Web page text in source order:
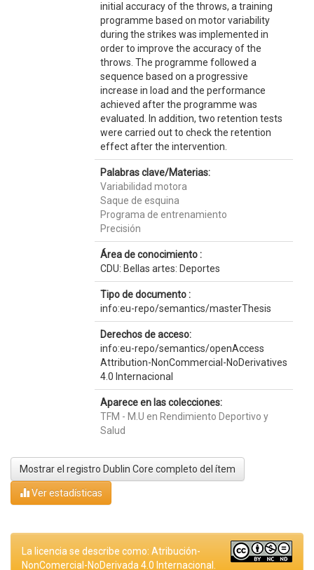
initial accuracy of the throws, a training
programme based on motor variability
during the strikes was implemented in
order to improve the accuracy of the
throws. The programme followed a
sequence based on a progressive
increase in load and the performance
achieved after the programme was
evaluated. In addition, two retention tests
were carried out to check the retention
effect after the intervention.
Palabras clave/Materias:
Variabilidad motora
Saque de esquina
Programa de entrenamiento
Precisión
Área de conocimiento :
CDU: Bellas artes: Deportes
Tipo de documento :
info:eu-repo/semantics/masterThesis
Derechos de acceso:
info:eu-repo/semantics/openAccess
Attribution-NonCommercial-NoDerivatives
4.0 Internacional
Aparece en las colecciones:
TFM - M.U en Rendimiento Deportivo y
Salud
Mostrar el registro Dublin Core completo del ítem
Ver estadísticas
La licencia se describe como: Atribución-
NonComercial-NoDerivada 4.0 Internacional.